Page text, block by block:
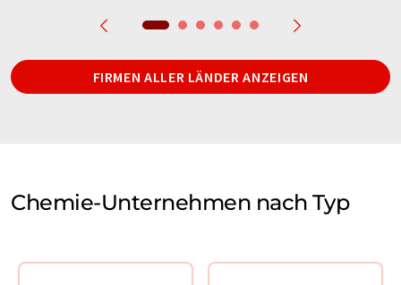
FIRMEN ALLER LÄNDER ANZEIGEN
Chemie-Unternehmen nach Typ